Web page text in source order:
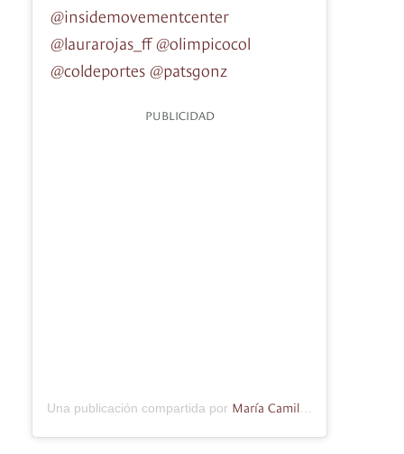
@insidemovementcenter
@laurarojas_ff @olimpicocol
@coldeportes @patsgonz
PUBLICIDAD
Una publicación compartida por María Camila Osorio